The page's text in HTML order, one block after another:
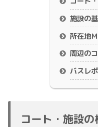
施設の
所在地
周辺の
バスレ
コート・施設の